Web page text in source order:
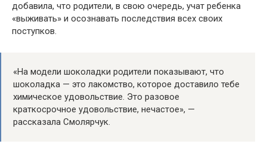
добавила, что родители, в свою очередь, учат ребенка
«выживать» и осознавать последствия всех своих
поступков.
«На модели шоколадки родители показывают, что
шоколадка — это лакомство, которое доставило тебе
химическое удовольствие. Это разовое
краткосрочное удовольствие, нечастое», —
рассказала Смолярчук.